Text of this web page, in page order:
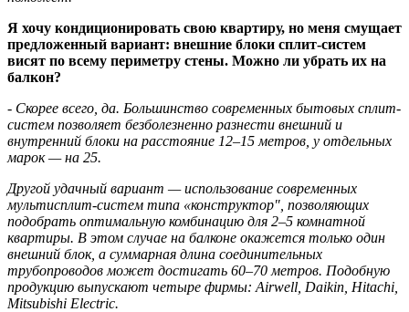
Я хочу кондиционировать свою квартиру, но меня смущает
предложенный вариант: внешние блоки сплит-систем
висят по всему периметру стены. Можно ли убрать их на
балкон?
- Скорее всего, да. Большинство современных бытовых сплит-
систем позволяет безболезненно разнести внешний и
внутренний блоки на расстояние 12–15 метров, у отдельных
марок — на 25.
Другой удачный вариант — использование современных
мультисплит-систем типа «конструктор", позволяющих
подобрать оптимальную комбинацию для 2–5 комнатной
квартиры. В этом случае на балконе окажется только один
внешний блок, а суммарная длина соединительных
трубопроводов может достигать 60–70 метров. Подобную
продукцию выпускают четыре фирмы: Airwell, Daikin, Hitachi,
Mitsubishi Electric.